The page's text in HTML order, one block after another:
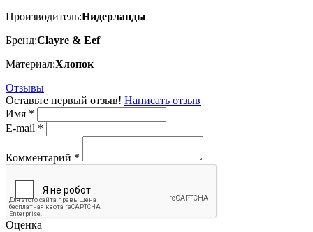
Производитель:Нидерланды
Бренд:Clayre & Eef
Материал:Хлопок
Отзывы
Оставьте первый отзыв! Написать отзыв
Имя *
E-mail *
Комментарий *
Оценка